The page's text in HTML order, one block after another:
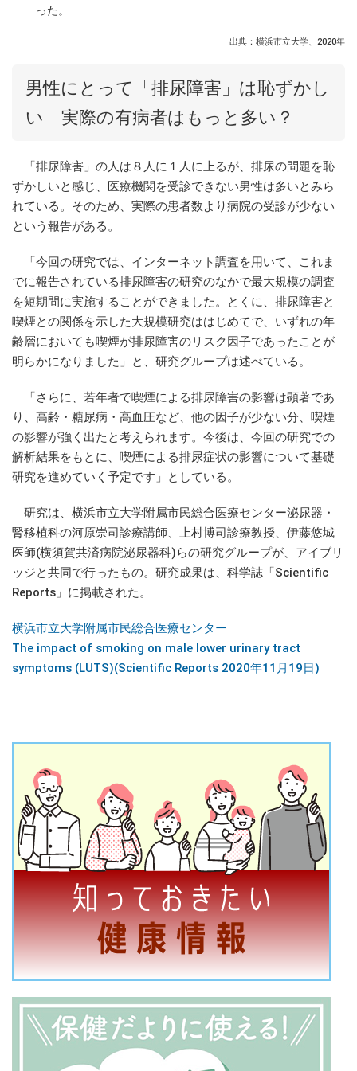
った。
出典：横浜市立大学、2020年
男性にとって「排尿障害」は恥ずかし
い 実際の有病者はもっと多い？
「排尿障害」の人は８人に１人に上るが、排尿の問題を恥
ずかしいと感じ、医療機関を受診できない男性は多いとみら
れている。そのため、実際の患者数より病院の受診が少ない
という報告がある。
「今回の研究では、インターネット調査を用いて、これま
でに報告されている排尿障害の研究のなかで最大規模の調査
を短期間に実施することができました。とくに、排尿障害と
喫煙との関係を示した大規模研究ははじめてで、いずれの年
齢層においても喫煙が排尿障害のリスク因子であったことが
明らかになりました」と、研究グループは述べている。
「さらに、若年者で喫煙による排尿障害の影響は顕著であ
り、高齢・糖尿病・高血圧など、他の因子が少ない分、喫煙
の影響が強く出たと考えられます。今後は、今回の研究での
解析結果をもとに、喫煙による排尿症状の影響について基礎
研究を進めていく予定です」としている。
研究は、横浜市立大学附属市民総合医療センター泌尿器・
腎移植科の河原崇司診療講師、上村博司診療教授、伊藤悠城
医師(横須賀共済病院泌尿器科)らの研究グループが、アイブリ
ッジと共同で行ったもの。研究成果は、科学誌「Scientific
Reports」に掲載された。
横浜市立大学附属市民総合医療センター
The impact of smoking on male lower urinary tract
symptoms (LUTS)(Scientific Reports 2020年11月19日)